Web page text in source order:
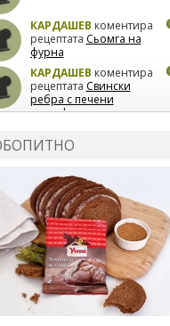
КАРДАШЕВ коментира
рецептата Сьомга на
фурна
КАРДАШЕВ коментира
рецептата Свински
ребра с печени
картофи
лимон
коментира рецептата
Киноа със зеленчуци